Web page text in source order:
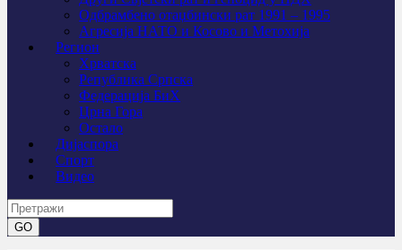
Одбрамбено отаџбински рат 1991 – 1995
Агресија НАТО и Косово и Метохија
Регион
Хрватска
Република Српска
Федерација БиХ
Црна Гора
Остало
Дијаспора
Спорт
Видео